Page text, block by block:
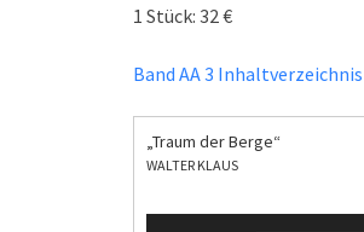
1 Stück: 32 €
Band AA 3 Inhaltverzeichnis
„Traum der Berge“
WALTER KLAUS